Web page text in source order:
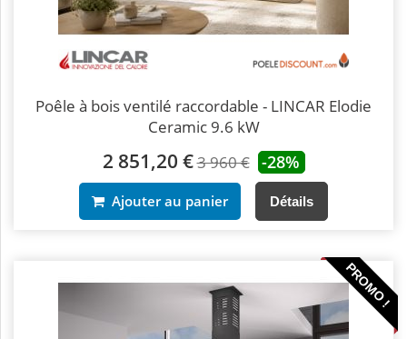
Poêle à bois ventilé raccordable - LINCAR Elodie
Ceramic 9.6 kW
2 851,20 €3 960 € -28%
Ajouter au panier Détails
PROMO !